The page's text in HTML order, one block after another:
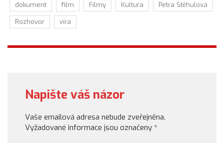
dokument
film Filmy Kultura
Petra Stěhulová
Rozhovor
víra
Napište váš názor
Vaše emailová adresa nebude zveřejněna.
Vyžadované informace jsou označeny *